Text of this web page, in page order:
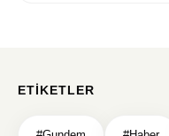
ETIKETLER